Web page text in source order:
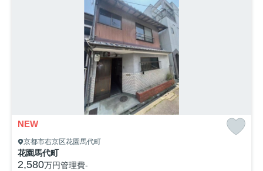
NEW
京都市右京区花園馬代町
花園馬代町
2,580万円管理費-